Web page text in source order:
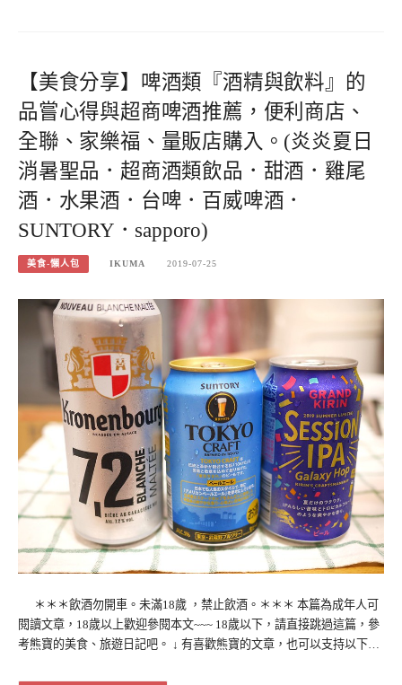
【美食分享】啤酒類『酒精與飲料』的
品嘗心得與超商啤酒推薦，便利商店、
全聯、家樂福、量販店購入。(炎炎夏日
消暑聖品．超商酒類飲品．甜酒．雞尾
酒．水果酒．台啤．百威啤酒．
SUNTORY．sapporo)
美食-懶人包 IKUMA 2019-07-25
＊＊＊飲酒勿開車。未滿18歲 ，禁止飲酒。＊＊＊ 本篇為成年人可
閱讀文章，18歲以上歡迎參閱本文~~~ 18歲以下，請直接跳過這篇，參
考熊寶的美食、旅遊日記吧。 ↓ 有喜歡熊寶的文章，也可以支持以下…